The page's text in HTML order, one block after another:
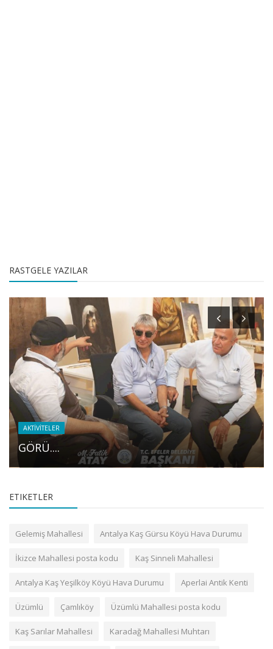
RASTGELE YAZILAR
AKTİVİTELER
GÖRÜ....
ETIKETLER
Gelemiş Mahallesi Antalya Kaş Gürsu Köyü Hava Durumu
İkizce Mahallesi posta kodu Kaş Sinneli Mahallesi
Antalya Kaş Yeşilköy Köyü Hava Durumu Aperlai Antik Kenti
Üzümlü Çamlıköy Üzümlü Mahallesi posta kodu
Kaş Sarılar Mahallesi Karadağ Mahallesi Muhtarı